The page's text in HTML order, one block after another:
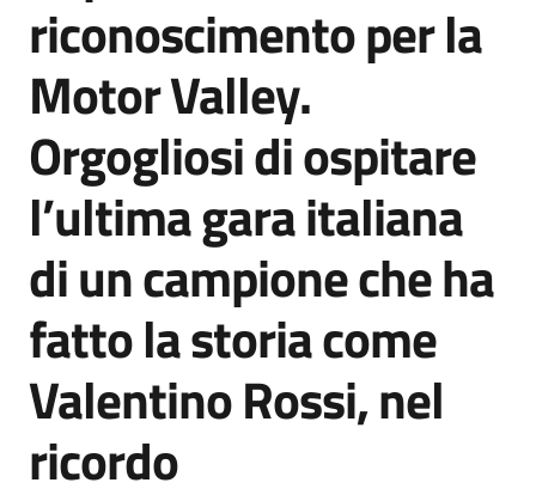
riconoscimento per la
Motor Valley.
Orgogliosi di ospitare
l’ultima gara italiana
di un campione che ha
fatto la storia come
Valentino Rossi, nel
ricordo